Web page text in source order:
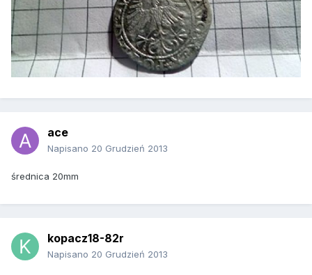
ace
Napisano 20 Grudzień 2013
średnica 20mm
kopacz18-82r
Napisano 20 Grudzień 2013